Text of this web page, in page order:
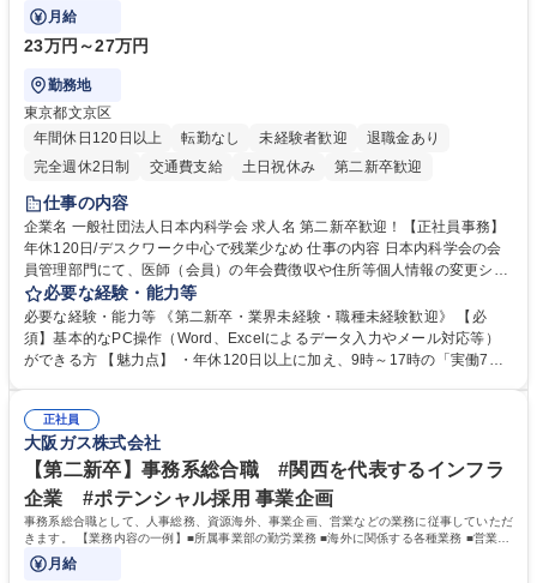
などにも幅広く携わっていただきます。
月給
23万円～27万円
勤務地
東京都文京区
年間休日120日以上
転勤なし 未経験者歓迎
退職金あり
完全週休2日制
交通費支給 土日祝休み 第二新卒歓迎
仕事の内容
企業名 一般社団法人日本内科学会 求人名 第二新卒歓迎！【正社員事務】
年休120日/デスクワーク中心で残業少なめ 仕事の内容 日本内科学会の会
員管理部門にて、医師（会員）の年会費徴収や住所等個人情報の変更シス
テム入力、電話・FAX対応をお任せします。将来的には、各種委員会の運
営事務局業務などにも幅広く携わっていただきます。 【会員管理・データ
入力業務】 ・医師（会員）の住所変更、個人情報のシステム登録・更新
・年会費の徴収管理や入金データの照合確認 【問い合わせ対応】 ・会員
年休120日/デスクワーク中心で残業少なめ
必要な経験・能力等
必要な経験・能力等 《第二新卒・業界未経験・職種未経験歓迎》 【必
須】基本的なPC操作（Word、Excelによるデータ入力やメール対応等）
ができる方 【魅力点】 ・年休120日以上に加え、9時～17時の「実働7時
整、資料作成、当日の運営サポート 学歴・資格 学歴：大学院 大学 語学
力： 資格：
正社員
大阪ガス株式会社
【第二新卒】事務系総合職 #関西を代表するインフラ
企業 #ポテンシャル採用 事業企画
事務系総合職として、人事総務、資源海外、事業企画、営業などの業務に従事していただ
きます。 【業務内容の一例】■所属事業部の勤労業務 ■海外に関係する各種業務 ■営業部
門の企画スタッフ、ルート営業
月給